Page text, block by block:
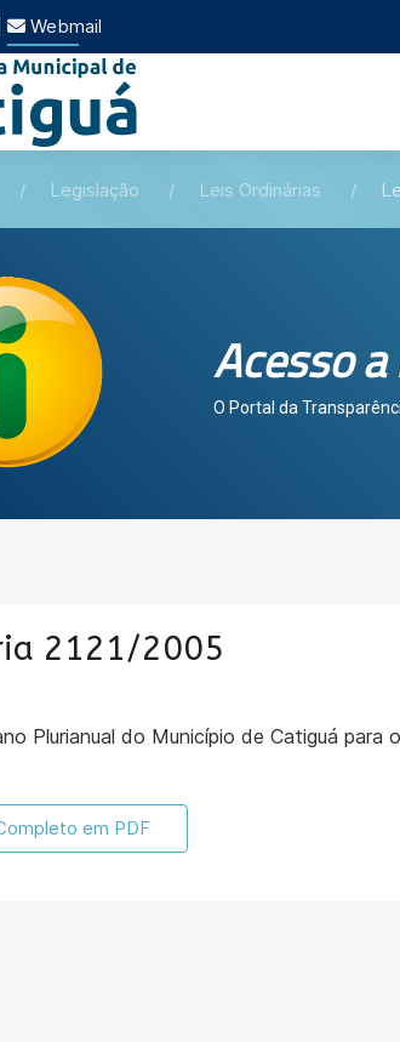
Webmail
Legislação Leis Ordinárias
Acesso
O Portal da
2121/2005
Plurianual do Município de Catiguá
em PDF